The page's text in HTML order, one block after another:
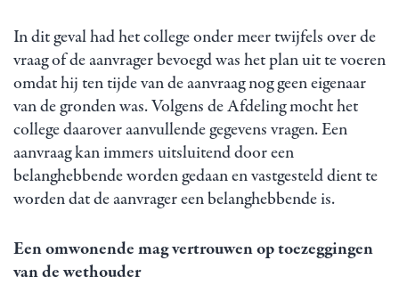
In dit geval had het college onder meer twijfels over de
vraag of de aanvrager bevoegd was het plan uit te voeren
omdat hij ten tijde van de aanvraag nog geen eigenaar
van de gronden was. Volgens de Afdeling mocht het
college daarover aanvullende gegevens vragen. Een
aanvraag kan immers uitsluitend door een
belanghebbende worden gedaan en vastgesteld dient te
worden dat de aanvrager een belanghebbende is.
Een omwonende mag vertrouwen op toezeggingen
van de wethouder